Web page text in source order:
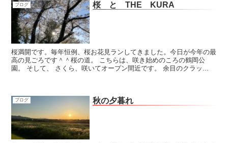
ブログ 桜 と THE KURA
桜満開です。毎年恒例、桜お花見ランしてきました。今日が今年の最
高の見ごろです＾＾桜の道。 こちらは、咲き始めのころの鶴岡公
園。 そして、 さくら、咲いてオープン間近です。 余目のクラッ...
ブログ 秋の夕暮れ